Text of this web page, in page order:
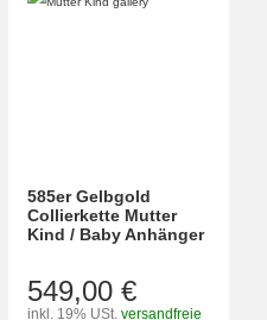
585er Gelbgold
Collierkette Mutter
Kind / Baby Anhänger
549,00 €
inkl. 19% USt. versandfreie